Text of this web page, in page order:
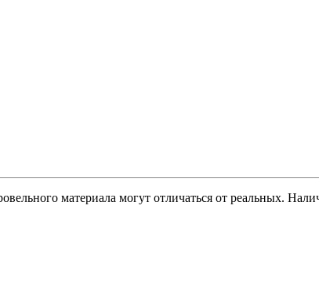
материала могут отличаться от реальных.